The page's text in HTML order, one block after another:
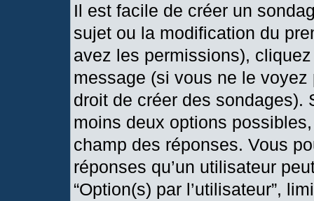
Il est facile de créer un
sujet ou la modification du
avez les permissions),
message (si vous ne le
droit de créer des sondages).
moins deux options
champ des réponses. Vous
réponses qu’un utilisateur
“Option(s) par l’utilisateur”,